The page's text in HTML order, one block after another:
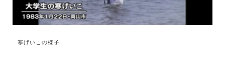
寒げいこの様子